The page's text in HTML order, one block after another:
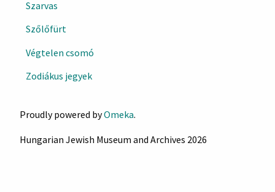
Szarvas
Szőlőfürt
Végtelen csomó
Zodiákus jegyek
Proudly powered byOmeka.
Hungarian Jewish Museum and Archives 2026